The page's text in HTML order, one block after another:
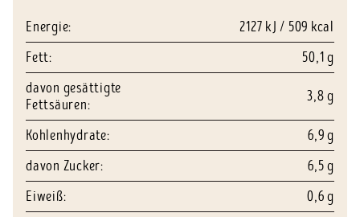
Energie:
2127 kJ / 509 kcal
Fett:
50,1 g
davon gesättigte
Fettsäuren:
3,8 g
Kohlenhydrate:
6,9 g
davon Zucker:
6,5 g
Eiweiß:
0,6 g